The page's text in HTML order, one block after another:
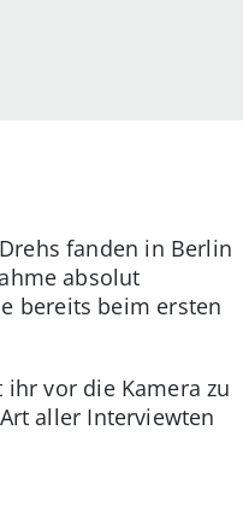
fanden in Berlin
absolut
bereits beim ersten
vor die Kamera zu
aller Interviewten